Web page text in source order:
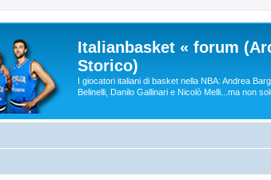
Italianbasket « forum
Storico)
I giocatori italiani di basket nella NBA: Andrea
Belinelli, Danilo Gallinari e Nicolò Melli...ma non